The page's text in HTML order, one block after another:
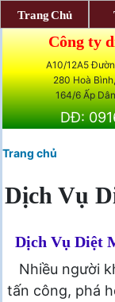
Công ty
A10/12A5
280 Hoà
164/6 Ấp
DĐ:
Trang chủ
Dịch Vụ
Dịch Vụ Diệt
Nhiều người
tấn công, phá
Trang Chủ